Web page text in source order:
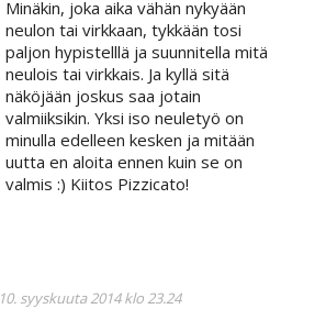
Minäkin, joka aika vähän nykyään
neulon tai virkkaan, tykkään tosi
paljon hypistelllä ja suunnitella mitä
neulois tai virkkais. Ja kyllä sitä
näköjään joskus saa jotain
valmiiksikin. Yksi iso neuletyö on
minulla edelleen kesken ja mitään
uutta en aloita ennen kuin se on
valmis :) Kiitos Pizzicato!
10. syyskuuta 2014 klo 23.24